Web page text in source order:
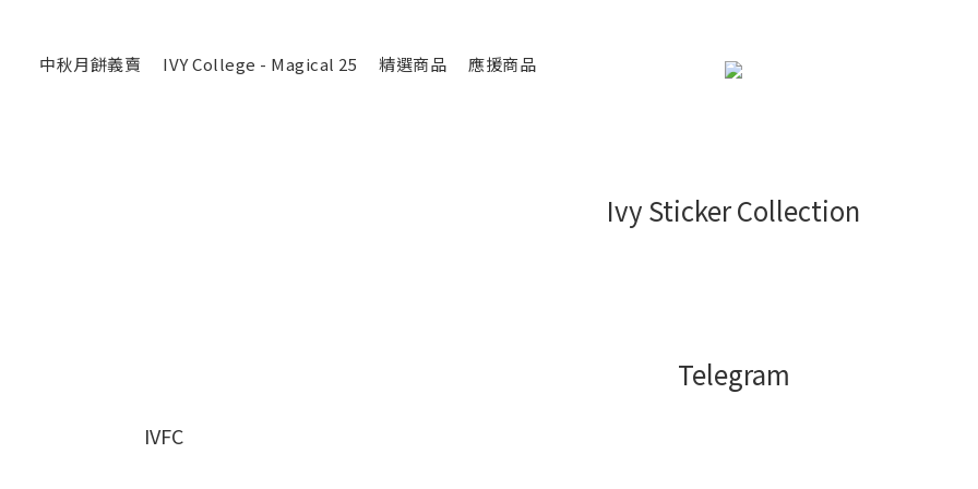
中秋月餅義賣 IVY College - Magical 25 精選商品 應援商品
Ivy Sticker Collection
Telegram
IVFC